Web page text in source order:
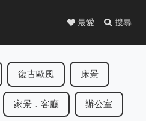
最愛 搜尋
復古歐風 床景
家景．客廳 辦公室